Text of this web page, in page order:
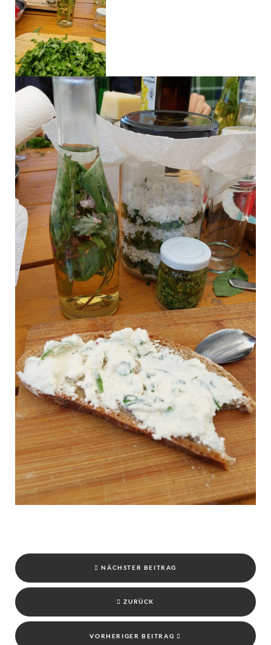
NÄCHSTER BEITRAG
ZURÜCK
VORHERIGER BEITRAG